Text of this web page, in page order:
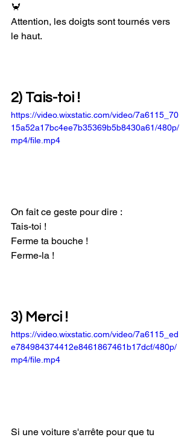
🦀
Attention, les doigts sont tournés vers
le haut.
2) Tais-toi !
https://video.wixstatic.com/video/7a6115_70
15a52a17bc4ee7b35369b5b8430a61/480p/
mp4/file.mp4
On fait ce geste pour dire :
Tais-toi !
Ferme ta bouche !
Ferme-la !
3) Merci !
https://video.wixstatic.com/video/7a6115_ed
e784984374412e8461867461b17dcf/480p/
mp4/file.mp4
Si une voiture s'arrête pour que tu